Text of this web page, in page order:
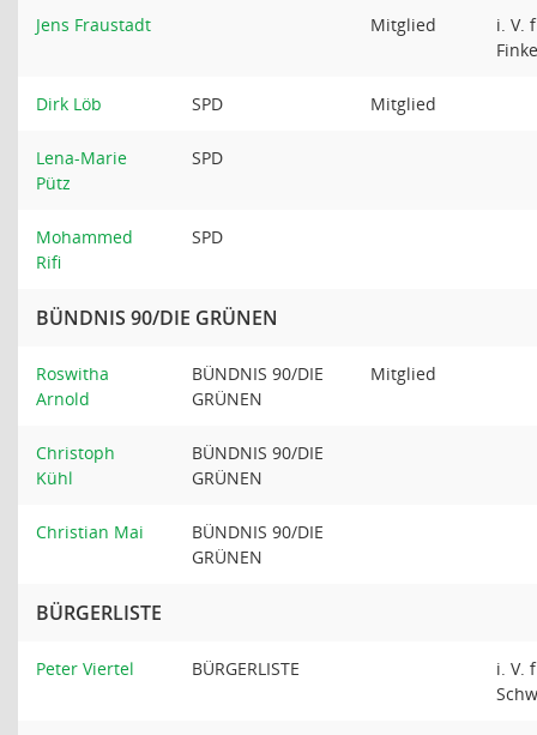
Jens Fraustadt Mitglied
i. V.
Dirk Löb SPD Mitglied
Lena-Marie
Pütz
SPD
Mohammed
Rifi
SPD
BÜNDNIS 90/DIE GRÜNEN
Roswitha
Arnold
BÜNDNIS 90/DIE
GRÜNEN
Mitglied
Christoph
Kühl
BÜNDNIS 90/DIE
GRÜNEN
Christian Mai
BÜNDNIS 90/DIE
GRÜNEN
BÜRGERLISTE
Peter Viertel BÜRGERLISTE
i. V.